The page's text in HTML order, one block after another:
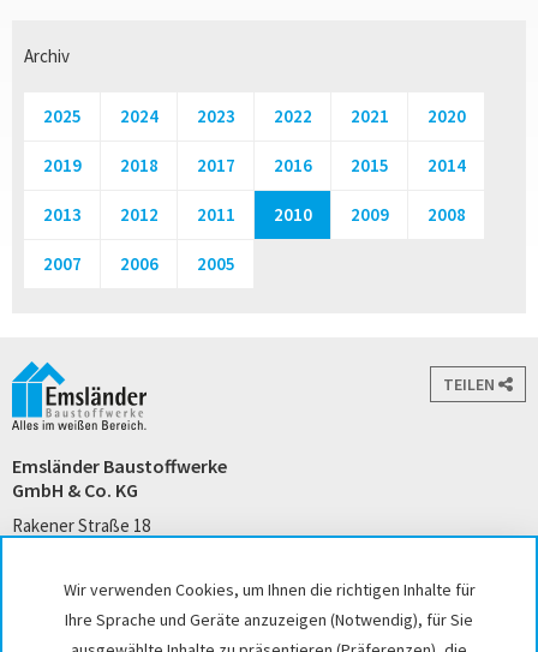
Wir verwenden Cookies, um Ihnen die richtigen Inhalte für
Ihre Sprache und Geräte anzuzeigen (Notwendig), für Sie
Archiv
2025 2024 2023 2022 2021 2020
2019 2018 2017 2016 2015 2014
2013 2012 2011 2010 2009 2008
2007 2006 2005
TEILEN
Emsländer Baustoffwerke
GmbH & Co. KG
Rakener Straße 18
kontakt@emslaender.de
www.emslaender.de